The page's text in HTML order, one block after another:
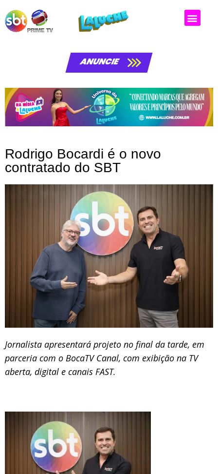
ANUNCIE
Rodrigo Bocardi é o novo
contratado do SBT
Jornalista apresentará projeto no final da tarde, em
parceria com o BocaTV Canal, com exibição na TV
aberta, digital e canais FAST.